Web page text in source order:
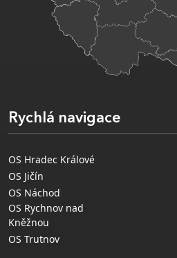
Rychlá navigace
OS Hradec Králové
OS Jičín
OS Náchod
OS Rychnov nad
Kněžnou
OS Trutnov